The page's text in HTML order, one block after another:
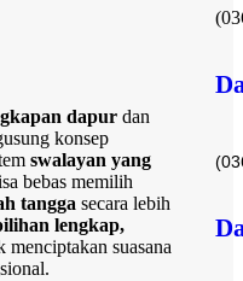
dapur dan
konsep
swalayan yang
bebas memilih
tangga secara lebih
lengkap,
menciptakan suasana